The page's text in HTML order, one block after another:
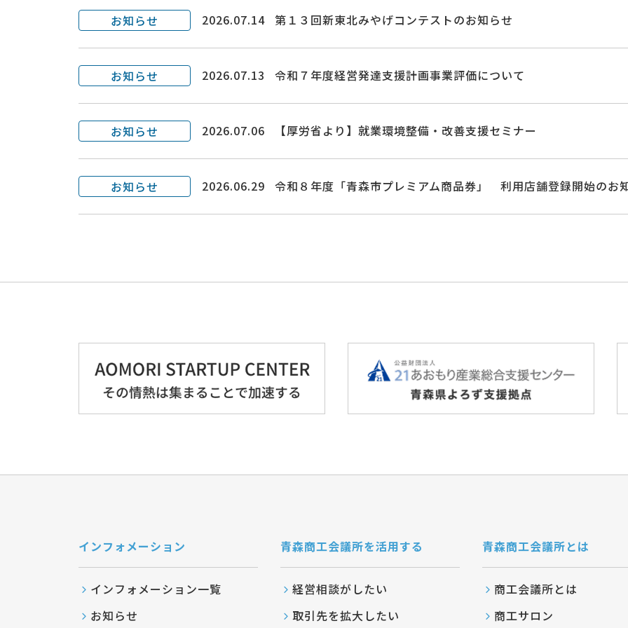
お知らせ 2026.07.14 第１３回新東北みやげコンテストのお知らせ
お知らせ 2026.07.13 令和７年度経営発達支援計画事業評価について
お知らせ 2026.07.06 【厚労省より】就業環境整備・改善支援セミナー
お知らせ 2026.06.29 令和８年度「青森市プレミアム商品券」 利用店舗登録開始のお
インフォメーション
インフォメーション一覧
お知らせ
青森商工会議所を活用する
経営相談がしたい
取引先を拡大したい
青森商工会議所とは
商工会議所とは
商工サロン